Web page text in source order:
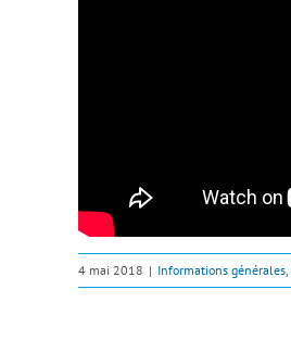
4 mai 2018 | Informations générales,